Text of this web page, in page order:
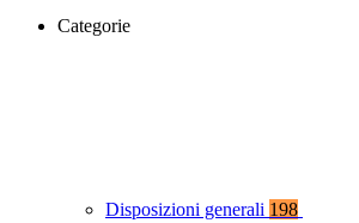
Categorie
Disposizioni generali 198